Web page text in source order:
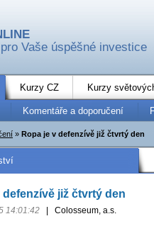
Vaše úspěšné investice
Kurzy CZ Kurzy
Komentáře a doporučení
» Ropa je v defenzívě již čtvrtý den
defenzívě již čtvrtý den
14:01:42 Colosseum, a.s.